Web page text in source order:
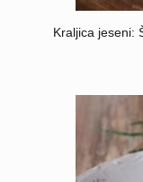
Kraljica jeseni: